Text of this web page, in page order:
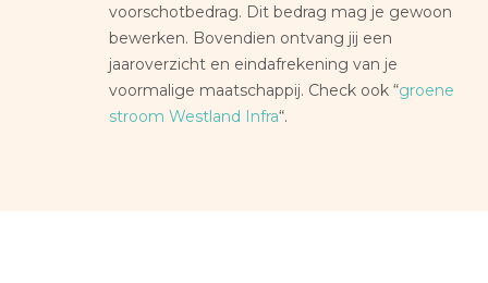
voorschotbedrag. Dit bedrag mag je gewoon
bewerken. Bovendien ontvang jij een
jaaroverzicht en eindafrekening van je
voormalige maatschappij. Check ook “groene
stroom Westland Infra“.